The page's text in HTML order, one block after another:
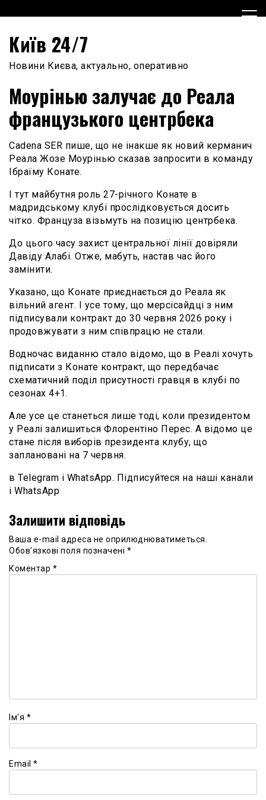
to
Київ 24/7
Новини Києва, актуально, оперативно
Моурінью залучає до Реала
французького центрбека
Cadena SER пише, що не інакше як новий керманич
Реала Жозе Моурінью сказав запросити в команду
Ібраїму Конате.
І тут майбутня роль 27-річного Конате в
мадридському клубі прослідковується досить
чітко. Француза візьмуть на позицію центрбека.
До цього часу захист центральної лінії довіряли
Давіду Алабі. Отже, мабуть, настав час його
замінити.
Указано, що Конате приєднається до Реала як
вільний агент. І усе тому, що мерсісайдці з ним
підписували контракт до 30 червня 2026 року і
продовжувати з ним співпрацю не стали.
Водночас виданню стало відомо, що в Реалі хочуть
підписати з Конате контракт, що передбачає
схематичний поділ присутності гравця в клубі по
сезонах 4+1.
Але усе це станеться лише тоді, коли президентом
у Реалі залишиться Флорентіно Перес. А відомо це
стане після виборів президента клубу, що
заплановані на 7 червня.
в Telegram і WhatsApp. Підписуйтеся на наші канали
і WhatsApp
Залишити відповідь
Ваша e-mail адреса не оприлюднюватиметься.
Обов’язкові поля позначені *
Коментар *
Ім'я *
Email *